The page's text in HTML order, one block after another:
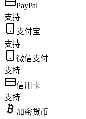
PayPal
支持
支付宝
支持
微信支付
支持
信用卡
支持
加密货币